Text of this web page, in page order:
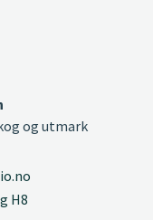
og utmark
H8